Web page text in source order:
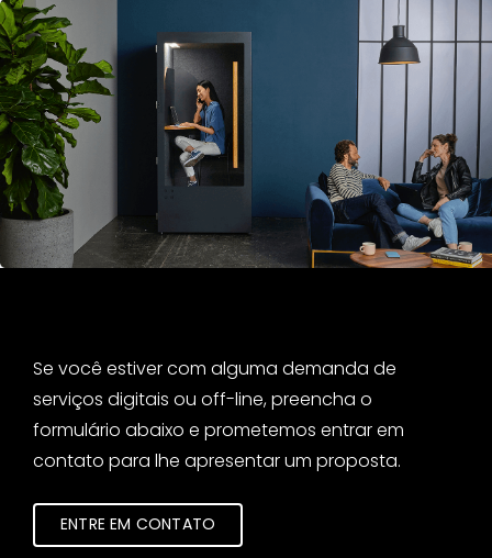
Se você estiver com alguma demanda de
serviços digitais ou off-line, preencha o
formulário abaixo e prometemos entrar em
contato para lhe apresentar um proposta.
ENTRE EM CONTATO